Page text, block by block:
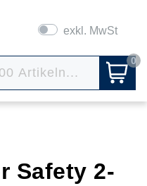
exkl. MwSt
0
Safety 2-